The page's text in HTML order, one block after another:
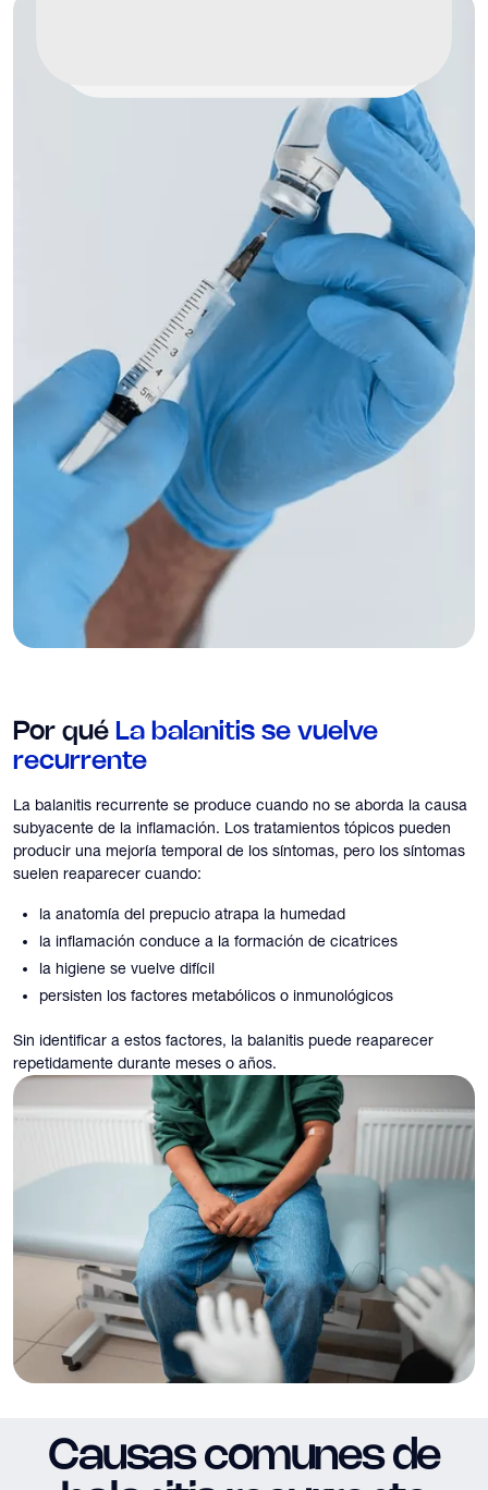
Por qué La balanitis se vuelve
recurrente
La balanitis recurrente se produce cuando no se aborda la causa
subyacente de la inflamación. Los tratamientos tópicos pueden
producir una mejoría temporal de los síntomas, pero los síntomas
suelen reaparecer cuando:
la anatomía del prepucio atrapa la humedad
la inflamación conduce a la formación de cicatrices
la higiene se vuelve difícil
persisten los factores metabólicos o inmunológicos
Sin identificar a estos factores, la balanitis puede reaparecer
repetidamente durante meses o años.
Causas comunes de